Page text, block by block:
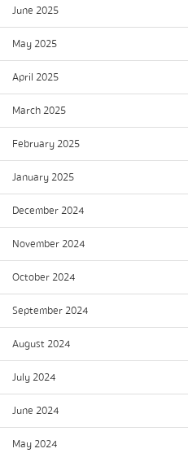
June 2025
May 2025
April 2025
March 2025
February 2025
January 2025
December 2024
November 2024
October 2024
September 2024
August 2024
July 2024
June 2024
May 2024